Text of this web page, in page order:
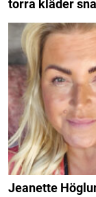
torra kläder
Jeanette